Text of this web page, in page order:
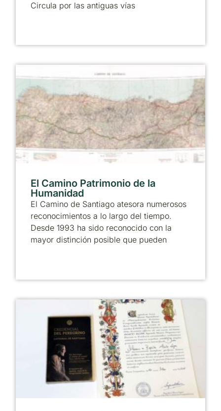
Circula por las antiguas vías
El Camino Patrimonio de la
Humanidad
El Camino de Santiago atesora numerosos
reconocimientos a lo largo del tiempo.
Desde 1993 ha sido reconocido con la
mayor distinción posible que pueden